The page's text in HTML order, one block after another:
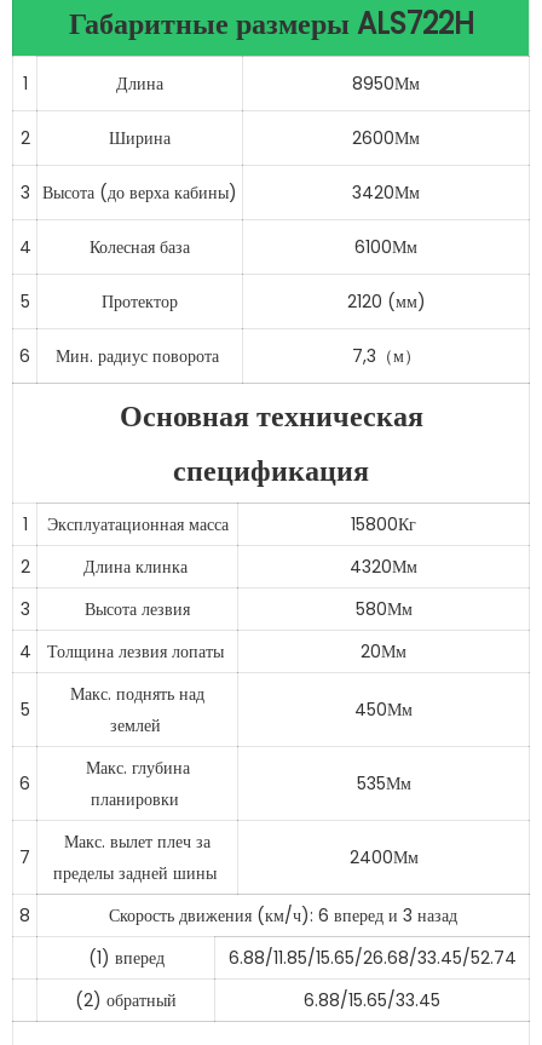
Габаритные размеры ALS722H
1 Длина 8950Мм
2 Ширина 2600Мм
3 Высота (до верха кабины) 3420Мм
4 Колесная база 6100Мм
5 Протектор 2120 (мм)
6 Мин. радиус поворота 7,3（м）
Основная техническая
спецификация
1 Эксплуатационная масса
15800Кг
2
Длина клинка
4320Мм
3
Высота лезвия
580Мм
4
Толщина лезвия лопаты 20Мм
5
Макс. поднять над
землей
450Мм
6
Макс. глубина
планировки
535Мм
7
Макс. вылет плеч за
пределы задней шины
2400Мм
8
Скорость движения (км/ч): 6 вперед и 3 назад
(1) вперед
6.88/11.85/15.65/26.68/33.45/52.74
(2) обратный
6.88/15.65/33.45